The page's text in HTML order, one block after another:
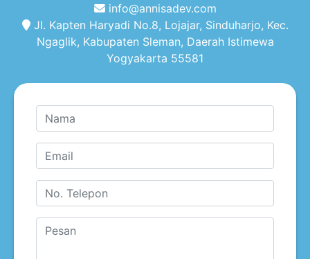
info@annisadev.com
Jl. Kapten Haryadi No.8, Lojajar, Sinduharjo, Kec.
Ngaglik, Kabupaten Sleman, Daerah Istimewa
Yogyakarta 55581